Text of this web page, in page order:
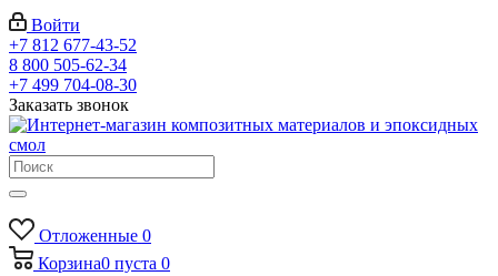
Войти
+7 812 677-43-52
8 800 505-62-34
+7 499 704-08-30
Заказать звонок
Отложенные 0
Корзина0 пуста 0